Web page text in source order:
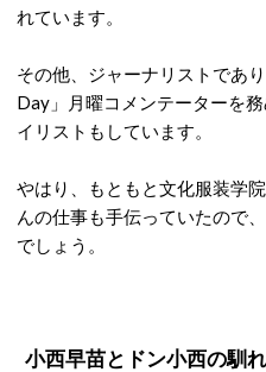
れています。
その他、ジャーナリストであ
Day」月曜コメンテーターを
イリストもしています。
やはり、もともと文化服装学
んの仕事も手伝っていたので
でしょう。
小西早苗とドン小西の馴